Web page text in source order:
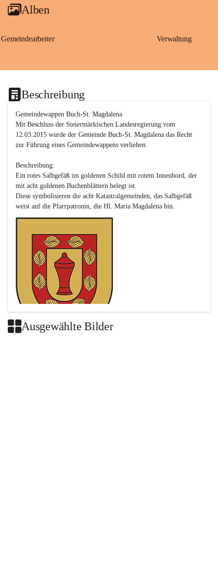
Alben
Gemeindearbeiter Verwaltung
Beschreibung
Gemeindewappen Buch-St. Magdalena
Mit Beschluss der Steiermärkischen Landesregierung vom
12.03.2015 wurde der Gemeinde Buch-St. Magdalena das Recht
zur Führung eines Gemeindewappens verliehen.
Beschreibung:
Ein rotes Salbgefäß im goldenen Schild mit rotem Innenbord, der
mit acht goldenen Buchenblättern belegt ist.
Diese symbolisieren die acht Katastralgemeinden, das Salbgefäß
Ausgewählte Bilder